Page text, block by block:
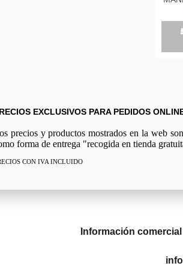
EXCLUSIVOS PARA PEDIDOS
precios y productos mostrados en la web
forma de entrega "recogida en tienda
CON IVA INCLUIDO
Información comercial